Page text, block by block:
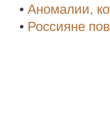
• Аномалии,
• Россияне